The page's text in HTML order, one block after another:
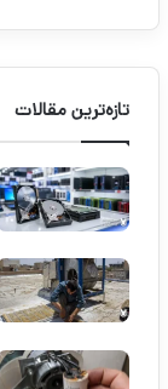
تازه‌ترین مقالات